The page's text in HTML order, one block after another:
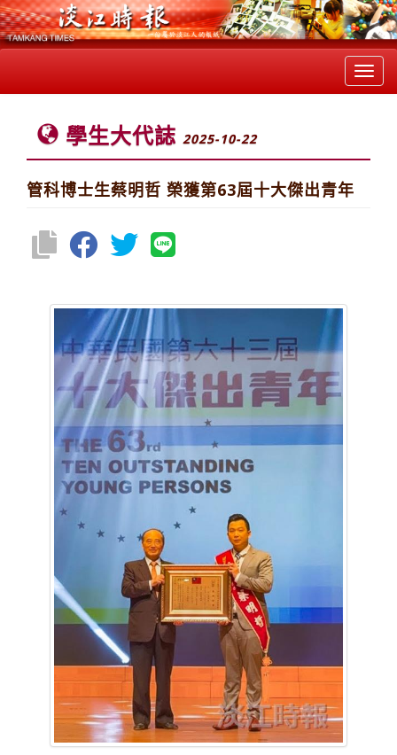
學生大代誌 2025-10-22
管科博士生蔡明哲 榮獲第63屆十大傑出青年